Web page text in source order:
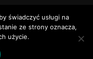
theme by
świadczyć usługi na
ze strony oznacza,
użycie.